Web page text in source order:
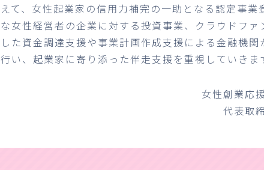
えて、女性起業家の信用力補完の一助となる認定事業
な女性経営者の企業に対する投資事業、クラウドファ
した資金調達支援や事業計画作成支援による金融機関
行い、起業家に寄り添った伴走支援を重視していきま
女性創業応
代表取